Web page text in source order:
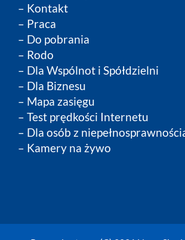
– Kontakt
– Praca
– Do pobrania
– Rodo
– Dla Wspólnot i Spółdzielni
– Dla Biznesu
– Mapa zasięgu
– Test prędkości Internetu
– Dla osób z
– Kamery na żywo